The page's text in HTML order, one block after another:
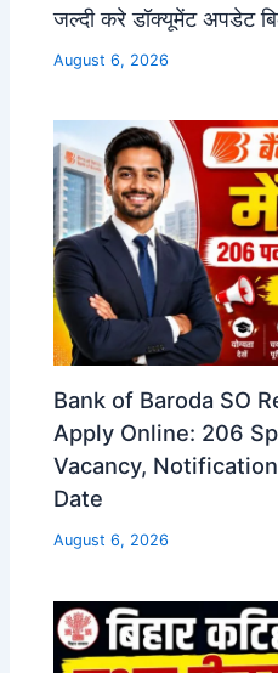
जल्दी करे डॉक्यूमेंट अपडेट
August 6, 2026
Bank of Baroda SO
Apply Online: 206
Vacancy,
Date
August 6, 2026